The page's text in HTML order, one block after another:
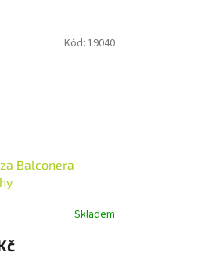
Balconera
Skladem
Kód:19040